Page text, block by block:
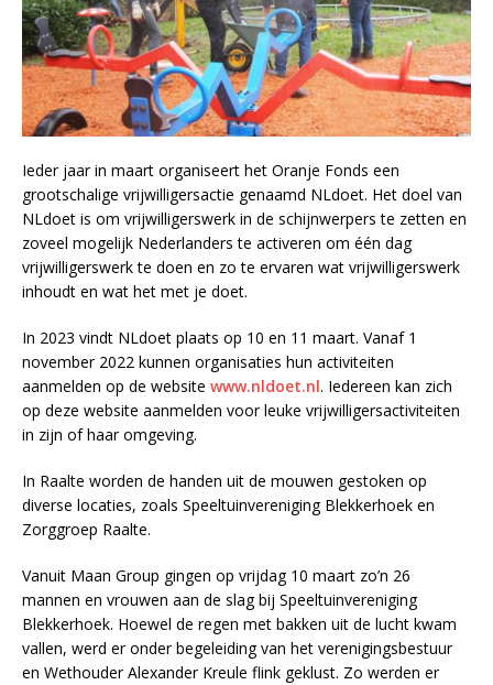
Ieder jaar in maart organiseert het Oranje Fonds een
grootschalige vrijwilligersactie genaamd NLdoet. Het doel van
NLdoet is om vrijwilligerswerk in de schijnwerpers te zetten en
zoveel mogelijk Nederlanders te activeren om één dag
vrijwilligerswerk te doen en zo te ervaren wat vrijwilligerswerk
inhoudt en wat het met je doet.
In 2023 vindt NLdoet plaats op 10 en 11 maart. Vanaf 1
november 2022 kunnen organisaties hun activiteiten
aanmelden op de website www.nldoet.nl. Iedereen kan zich
op deze website aanmelden voor leuke vrijwilligersactiviteiten
in zijn of haar omgeving.
In Raalte worden de handen uit de mouwen gestoken op
diverse locaties, zoals Speeltuinvereniging Blekkerhoek en
Zorggroep Raalte.
Vanuit Maan Group gingen op vrijdag 10 maart zo’n 26
mannen en vrouwen aan de slag bij Speeltuinvereniging
Blekkerhoek. Hoewel de regen met bakken uit de lucht kwam
vallen, werd er onder begeleiding van het verenigingsbestuur
en Wethouder Alexander Kreule flink geklust. Zo werden er